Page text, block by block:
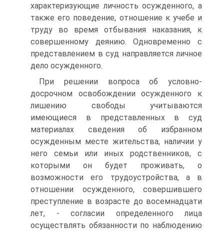
характеризующие личность осужденного, а
также его поведение, отношение к учебе и
труду во время отбывания наказания, к
совершенному деянию. Одновременно с
представлением в суд направляется личное
дело осужденного.
При решении вопроса об условно-
досрочном освобождении осужденного к
лишению свободы учитываются
имеющиеся в представленных в суд
материалах сведения об избранном
осужденным месте жительства, наличии у
него семьи или иных родственников, с
которыми он будет проживать, о
возможности его трудоустройства, а в
отношении осужденного, совершившего
преступление в возрасте до восемнадцати
лет, - согласии определенного лица
осуществлять обязанности по наблюдению